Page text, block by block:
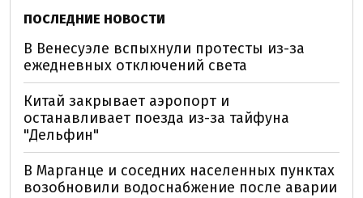
ПОСЛЕДНИЕ НОВОСТИ
В Венесуэле вспыхнули протесты из-за
ежедневных отключений света
Китай закрывает аэропорт и
останавливает поезда из-за тайфуна
"Дельфин"
В Марганце и соседних населенных пунктах
возобновили водоснабжение после аварии